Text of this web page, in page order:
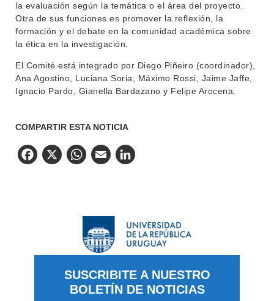
la evaluación según la temática o el área del proyecto.
Otra de sus funciones es promover la reflexión, la
formación y el debate en la comunidad académica sobre
la ética en la investigación.
El Comité está integrado por Diego Piñeiro (coordinador),
Ana Agostino, Luciana Soria, Máximo Rossi, Jaime Jaffe,
Ignacio Pardo, Gianella Bardazano y Felipe Arocena.
COMPARTIR ESTA NOTICIA
Facebook
X WhatsApp
Email
SUSCRIBITE A NUESTRO
BOLETÍN DE NOTICIAS